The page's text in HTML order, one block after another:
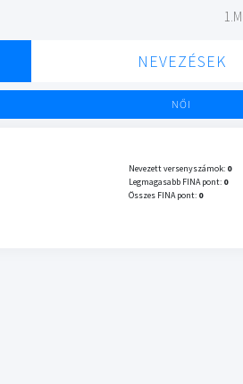
NEVEZÉSEK
NŐI
Nevezett versenyszámok: 0
Legmagasabb FINA pont: 0
Összes FINA pont: 0